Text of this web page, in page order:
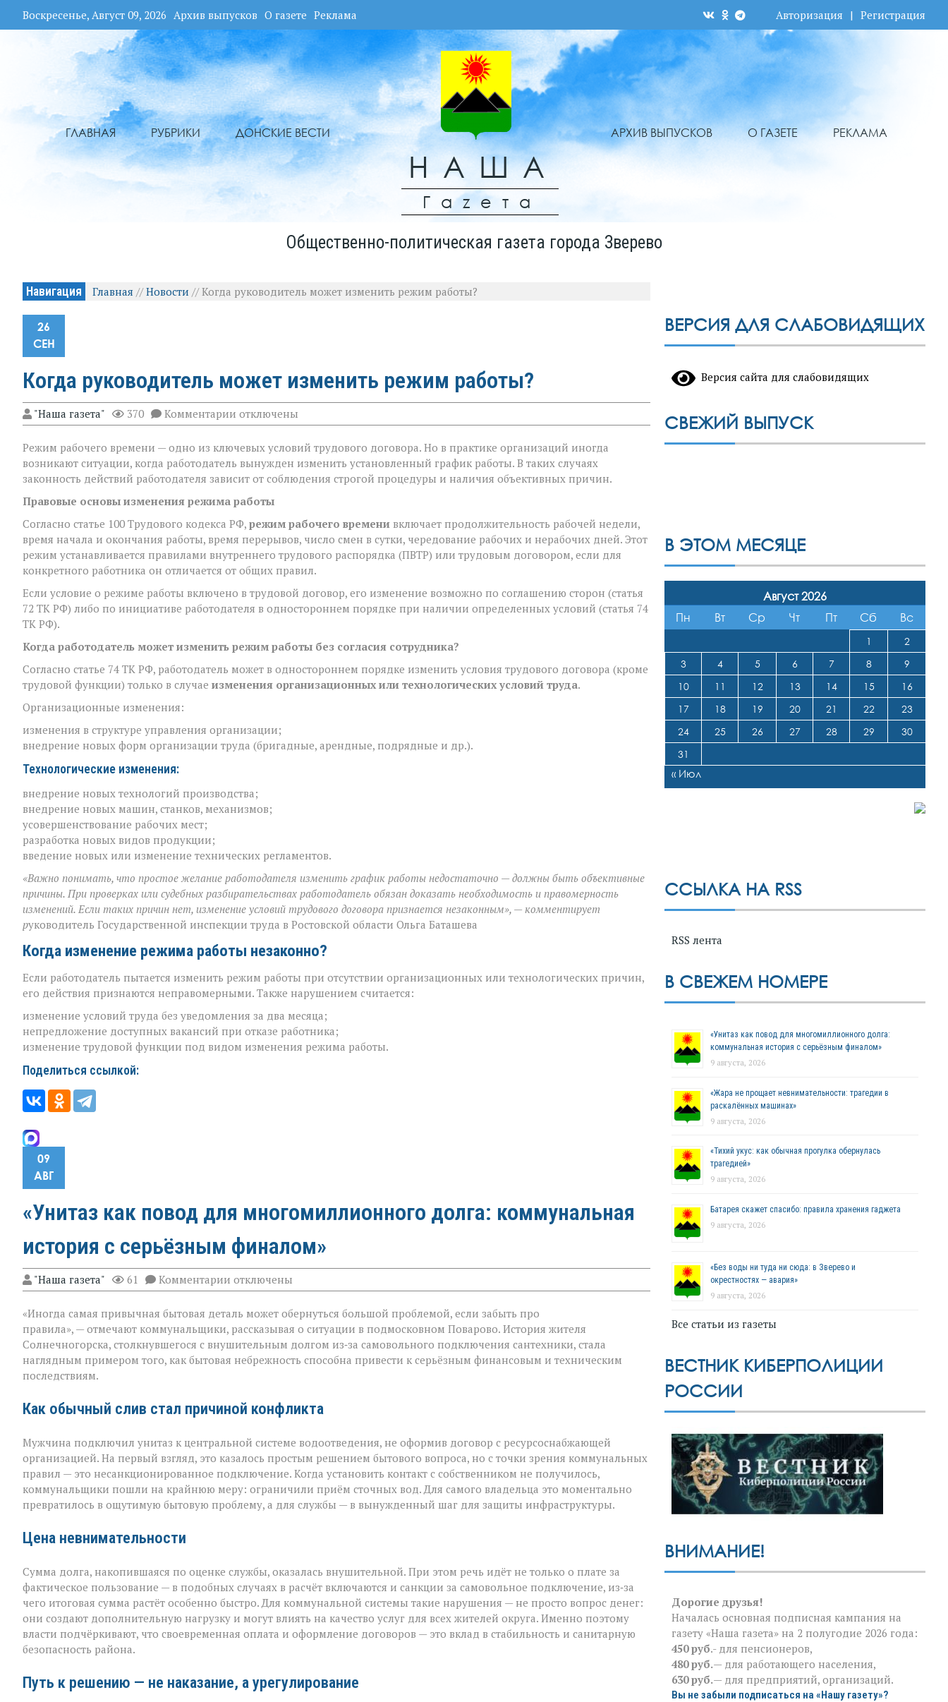
Воскресенье, Август 09, 2026 Архив выпусков О газете Реклама Авторизация | Регистрация
ГЛАВНАЯ РУБРИКИ ДОНСКИЕ ВЕСТИ
НАША
Гаzета
АРХИВ ВЫПУСКОВ О ГАЗЕТЕ РЕКЛАМА
Общественно-политическая газета города Зверево
Навигация Главная //Новости //Когда руководитель может изменить режим работы?
26
СЕН
Когда руководитель может изменить режим работы?
"Наша газета" 370 Комментарии к
записи
руководитель может
изменить
режим
работы?
отключены
Режим рабочего времени — одно из ключевых условий трудового договора. Но в практике организаций иногда
возникают ситуации, когда работодатель вынужден изменить установленный график работы. В таких случаях
законность действий работодателя зависит от соблюдения строгой процедуры и наличия объективных причин.
Правовые основы изменения режима работы
Согласно статье 100 Трудового кодекса РФ, режим рабочего времени включает продолжительность рабочей недели,
время начала и окончания работы, время перерывов, число смен в сутки, чередование рабочих и нерабочих дней. Этот
режим устанавливается правилами внутреннего трудового распорядка (ПВТР) или трудовым договором, если для
конкретного работника он отличается от общих правил.
Если условие о режиме работы включено в трудовой договор, его изменение возможно по соглашению сторон (статья
72 ТК РФ) либо по инициативе работодателя в одностороннем порядке при наличии определенных условий (статья 74
ТК РФ).
Когда работодатель может изменить режим работы без согласия сотрудника?
Согласно статье 74 ТК РФ, работодатель может в одностороннем порядке изменить условия трудового договора (кроме
трудовой функции) только в случае изменения организационных или технологических условий труда.
Организационные изменения:
изменения в структуре управления организации;
внедрение новых форм организации труда (бригадные, арендные, подрядные и др.).
​Технологические изменения:
внедрение новых технологий производства;
внедрение новых машин, станков, механизмов;
усовершенствование рабочих мест;
разработка новых видов продукции;
введение новых или изменение технических регламентов.
«Важно понимать, что простое желание работодателя изменить график работы недостаточно — должны быть объективные
причины. При проверках или судебных разбирательствах работодатель обязан доказать необходимость и правомерность
изменений. Если таких причин нет, изменение условий трудового договора признается незаконным», — комментирует
руководитель Государственной инспекции труда в Ростовской области Ольга Баташева
Когда изменение режима работы незаконно?
Если работодатель пытается изменить режим работы при отсутствии организационных или технологических причин,
его действия признаются неправомерными. Также нарушением считается:
изменение условий труда без уведомления за два месяца;
непредложение доступных вакансий при отказе работника;
изменение трудовой функции под видом изменения режима работы.
Поделиться ссылкой:
09
АВГ
«Унитаз как повод для многомиллионного долга: коммунальная
история с серьёзным финалом»
"Наша газета" 61 Комментарии к
записи
как
повод
для
многомиллионного
долга:
серьёзным
отключены
«Иногда самая привычная бытовая деталь может обернуться большой проблемой, если забыть про
правила», — отмечают коммунальщики, рассказывая о ситуации в подмосковном Поварово. История жителя
Солнечногорска, столкнувшегося с внушительным долгом из‑за самовольного подключения сантехники, стала
наглядным примером того, как бытовая небрежность способна привести к серьёзным финансовым и техническим
последствиям.
Как обычный слив стал причиной конфликта
Мужчина подключил унитаз к центральной системе водоотведения, не оформив договор с ресурсоснабжающей
организацией. На первый взгляд, это казалось простым решением бытового вопроса, но с точки зрения коммунальных
правил — это несанкционированное подключение. Когда установить контакт с собственником не получилось,
коммунальщики пошли на крайнюю меру: ограничили приём сточных вод. Для самого владельца это моментально
превратилось в ощутимую бытовую проблему, а для службы — в вынужденный шаг для защиты инфраструктуры.
Цена невнимательности
Сумма долга, накопившаяся по оценке службы, оказалась внушительной. При этом речь идёт не только о плате за
фактическое пользование — в подобных случаях в расчёт включаются и санкции за самовольное подключение, из‑за
чего итоговая сумма растёт особенно быстро. Для коммунальной системы такие нарушения — не просто вопрос денег:
они создают дополнительную нагрузку и могут влиять на качество услуг для всех жителей округа. Именно поэтому
власти подчёркивают, что своевременная оплата и оформление договоров — это вклад в стабильность и санитарную
безопасность района.
Путь к решению — не наказание, а урегулирование
ВЕРСИЯ ДЛЯ СЛАБОВИДЯЩИХ
Версия сайта для слабовидящих
СВЕЖИЙ ВЫПУСК
В ЭТОМ МЕСЯЦЕ
Август 2026
Пн
Вт Ср Чт Пт Сб Вс
1
2
3
4 5 6 7 8
9
10
11 12 13 14 15
16
17
18 19 20 21 22
23
24
25 26 27 28 29
30
31
« Июл
ССЫЛКА НА RSS
RSS лента
В СВЕЖЕМ НОМЕРЕ
«Унитаз как повод для многомиллионного долга:
коммунальная история с серьёзным финалом»
9 августа, 2026
«Жара не прощает невнимательности: трагедии в
раскалённых машинах»
9 августа, 2026
«Тихий укус: как обычная прогулка обернулась
трагедией»
9 августа, 2026
Батарея скажет спасибо: правила хранения гаджета
9 августа, 2026
«Без воды ни туда ни сюда: в Зверево и
окрестностях — авария»
9 августа, 2026
Все статьи из газеты
ВЕСТНИК КИБЕРПОЛИЦИИ
РОССИИ
ВНИМАНИЕ!
Дорогие друзья!
Началась основная подписная кампания на
газету «Наша газета» на 2 полугодие 2026 года:
450 руб.- для пенсионеров,
480 руб.— для работающего населения,
630 руб.— для предприятий, организаций.
Вы не забыли подписаться на «Нашу газету»?